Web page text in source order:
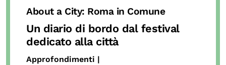
About a City: Roma in Comune
Un diario di bordo dal festival
dedicato alla città
Approfondimenti |